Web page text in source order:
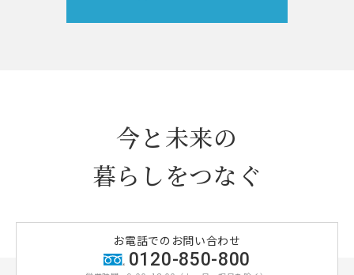
今と未来の
暮らしをつなぐ
お電話でのお問い合わせ
0120-850-800